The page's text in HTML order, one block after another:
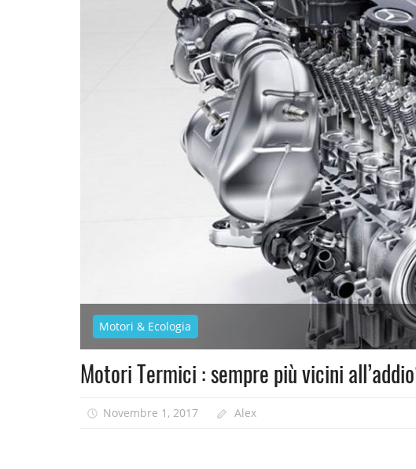
Motori & Ecologia
Motori Termici : sempre più vicini
Novembre 1, 2017 Alex